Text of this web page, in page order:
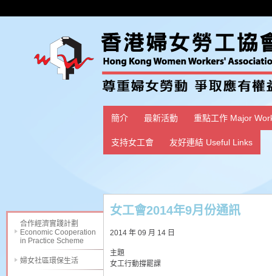
簡介 最新活動 重點工作 Major
支持女工會 友好連結 Useful Links
合作經濟實踐計劃
Economic Cooperation
in Practice Scheme
婦女社區環保生活
女工會2014年9月份通訊
2014 年 09 月 14 日
主題
女工行動撐罷課